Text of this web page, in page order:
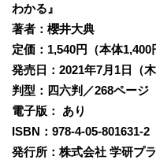
わかる』
著者：櫻井大典
定価：1,540円（本体1,400
発売日：2021年7月1日（木
判型：四六判／268ページ
電子版： あり
ISBN：978-4-05-801631-2
発行所：株式会社 学研プ